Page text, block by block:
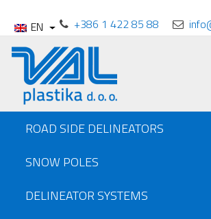
EN +386 1 422 85 88
ROAD SIDE DELINEATORS
SNOW POLES
DELINEATOR SYSTEMS